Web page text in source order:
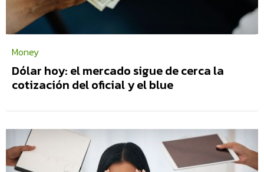
Money
Dólar hoy: el mercado sigue de cerca la
cotización del oficial y el blue